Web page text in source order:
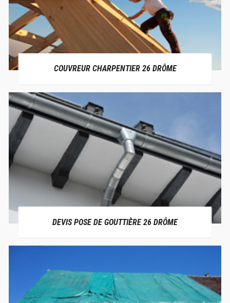
COUVREUR CHARPENTIER 26 DRÔME
DEVIS POSE DE GOUTTIÈRE 26 DRÔME